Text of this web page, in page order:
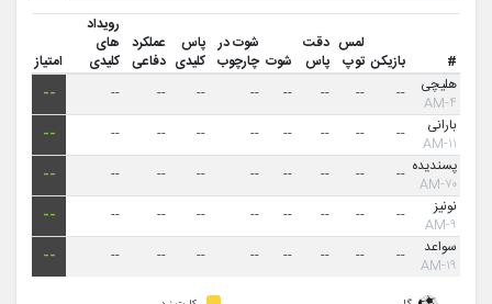
# بازیکن
لمس
توپ
دقت
پاس
شوت
شوت در
چارچوب
پاس
کلیدی
عملکرد
دفاعی
رویداد
های
کلیدی
امتیاز
هلیچی
۴-AM
--
--
--
--
--
--
--
--
--
بارانی
۱۱-AM
--
--
--
--
--
--
--
--
--
پسندیده
۷۰-AM
--
--
--
--
--
--
--
--
--
نونیز
۹-AM
--
--
--
--
--
--
--
--
--
سواعد
۱۹-AM
--
--
--
--
--
--
--
--
--